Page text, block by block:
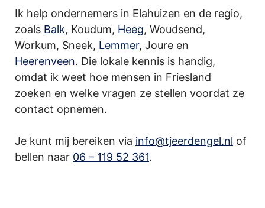
Ik help ondernemers in Elahuizen en de regio,
zoals Balk, Koudum, Heeg, Woudsend,
Workum, Sneek, Lemmer, Joure en
Heerenveen. Die lokale kennis is handig,
omdat ik weet hoe mensen in Friesland
zoeken en welke vragen ze stellen voordat ze
contact opnemen.
Je kunt mij bereiken via info@tjeerdengel.nl of
bellen naar 06 – 119 52 361.